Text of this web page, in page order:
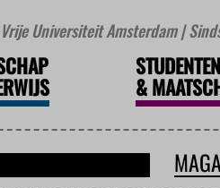
Universiteit Amsterdam |
&